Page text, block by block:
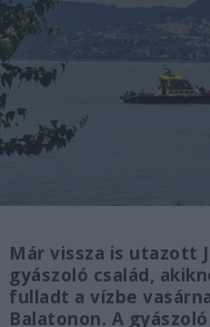
Már vissza is utazott
gyászoló család,
fulladt a vízbe
Balatonon. A